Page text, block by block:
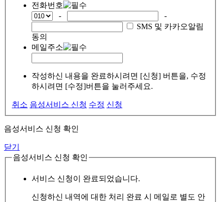
전화번호
-
-
SMS 및 카카오알림
동의
메일주소
작성하신 내용을 완료하시려면 [신청] 버튼을, 수정
하시려면 [수정]버튼을 눌러주세요.
취소 음성서비스 신청 수정 신청
음성서비스 신청 확인
닫기
음성서비스 신청 확인
서비스 신청이 완료되었습니다.
신청하신 내역에 대한 처리 완료 시 메일로 별도 안